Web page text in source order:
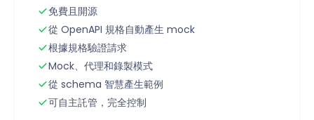
免費且開源
從 OpenAPI 規格自動產生 mock
根據規格驗證請求
Mock、代理和錄製模式
從 schema 智慧產生範例
可自主託管，完全控制